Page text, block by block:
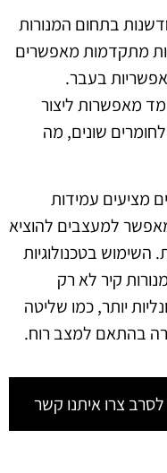
בתחום המנורות
מתקדמות מאפשרים
אפשריות בעבר.
מאפשרות ליצור
לחומרים שונים, מה
מציעים עמידות
למעצבים להוציא
השימוש בטכנולוגיות
קיר לא רק
יותר, כמו שליטה
בהתאם למצב רוח.
צרו איתנו קשר